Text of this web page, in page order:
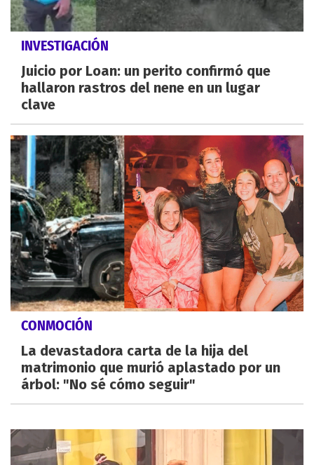
INVESTIGACIÓN
Juicio por Loan: un perito confirmó que
hallaron rastros del nene en un lugar
clave
CONMOCIÓN
La devastadora carta de la hija del
matrimonio que murió aplastado por un
árbol: "No sé cómo seguir"